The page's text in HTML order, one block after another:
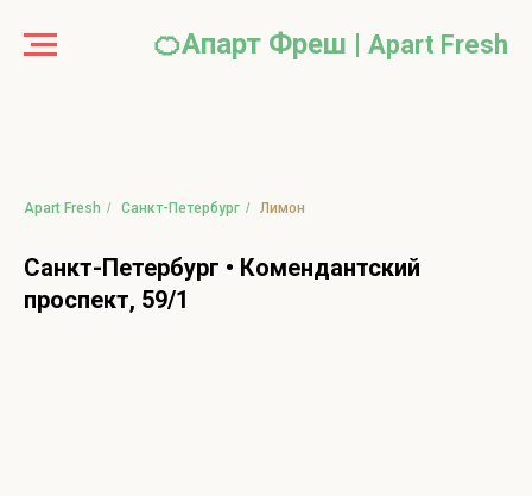
🍊Апарт Фреш | Apart Fresh
Apart Fresh / Санкт-Петербург / Лимон
Санкт-Петербург • Комендантский
проспект, 59/1